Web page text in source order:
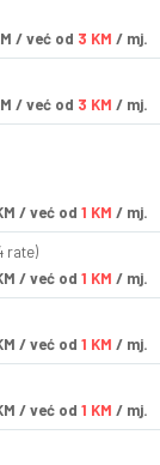
/ već od 3 KM / mj.
/ već od 3 KM / mj.
/ već od 1 KM / mj.
rate)
/ već od 1 KM / mj.
/ već od 1 KM / mj.
/ već od 1 KM / mj.